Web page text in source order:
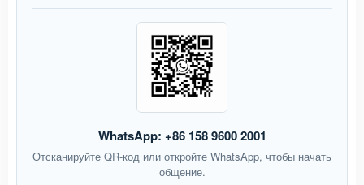
WhatsApp: +86 158 9600 2001
Отсканируйте QR-код или откройте WhatsApp, чтобы начать
общение.